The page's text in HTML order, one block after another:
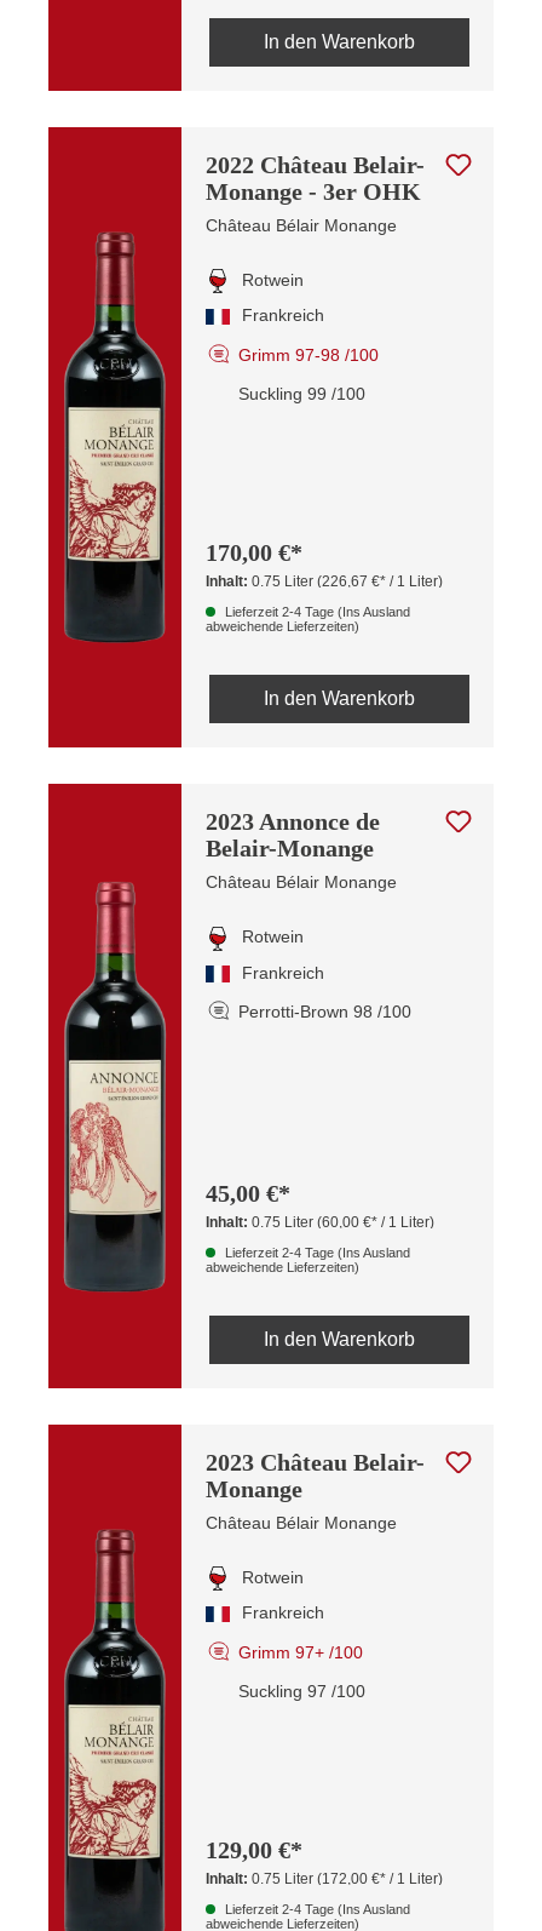
In den Warenkorb
2022 Château Belair-
Monange - 3er OHK
Château Bélair Monange
Rotwein
Frankreich
Grimm 97-98 /100
Suckling 99 /100
170,00 €*
Inhalt:0.75 Liter(226,67 €* / 1 Liter)
Lieferzeit 2-4 Tage (Ins Ausland
abweichende Lieferzeiten)
In den Warenkorb
2023 Annonce de
Belair-Monange
Château Bélair Monange
Rotwein
Frankreich
Perrotti-Brown 98 /100
45,00 €*
Inhalt:0.75 Liter(60,00 €* / 1 Liter)
Lieferzeit 2-4 Tage (Ins Ausland
abweichende Lieferzeiten)
In den Warenkorb
2023 Château Belair-
Monange
Château Bélair Monange
Rotwein
Frankreich
Grimm 97+ /100
Suckling 97 /100
129,00 €*
Inhalt:0.75 Liter(172,00 €* / 1 Liter)
Lieferzeit 2-4 Tage (Ins Ausland
abweichende Lieferzeiten)